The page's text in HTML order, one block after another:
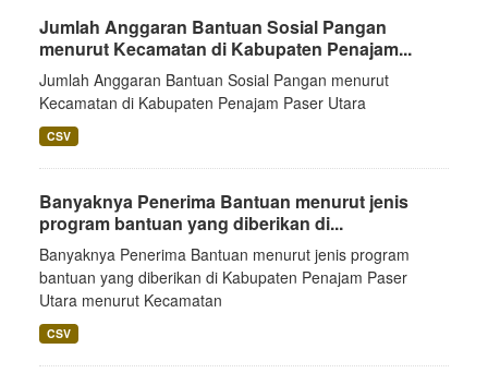
Jumlah Anggaran Bantuan Sosial Pangan
menurut Kecamatan di Kabupaten Penajam...
Jumlah Anggaran Bantuan Sosial Pangan menurut
Kecamatan di Kabupaten Penajam Paser Utara
CSV
Banyaknya Penerima Bantuan menurut jenis
program bantuan yang diberikan di...
Banyaknya Penerima Bantuan menurut jenis program
bantuan yang diberikan di Kabupaten Penajam Paser
Utara menurut Kecamatan
CSV